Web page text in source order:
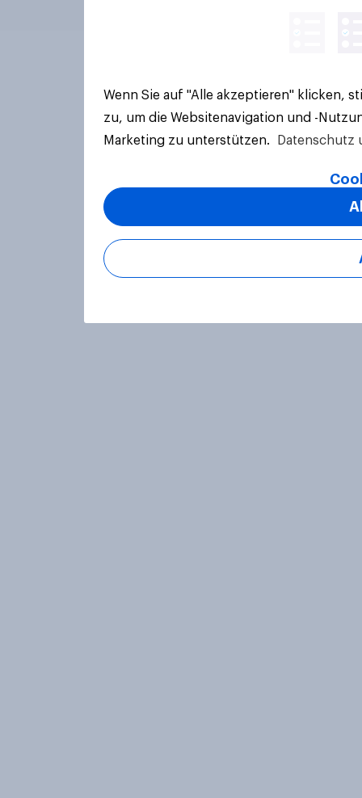
Wenn Sie auf "Alle akzeptieren" klicken,
zu, um die Websitenavigation und -
Marketing zu unterstützen.
Datenschutz